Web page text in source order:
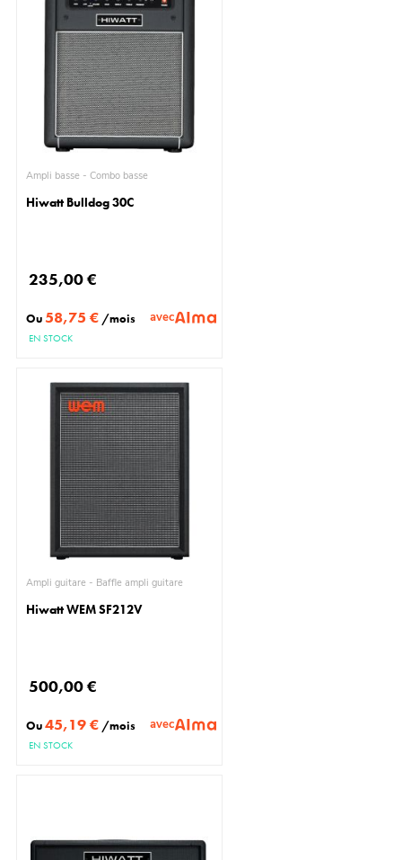
Ampli basse - Combo basse
Hiwatt Bulldog 30C
235,00 €
Ou58,75 € /mois avec
EN STOCK
Ampli guitare - Baffle ampli guitare
Hiwatt WEM SF212V
500,00 €
Ou45,19 € /mois avec
EN STOCK